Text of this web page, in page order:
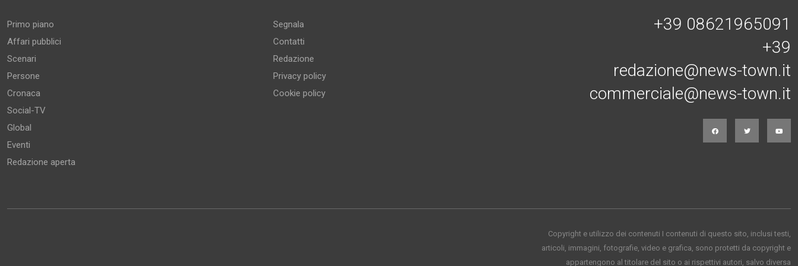
Primo piano
Affari pubblici
Scenari
Persone
Cronaca
Social-TV
Global
Eventi
Redazione aperta
Segnala
Contatti
Redazione
Privacy policy
Cookie policy
+39 08621965091
+39
redazione@news-town.it
commerciale@news-town.it
Copyright e utilizzo dei contenuti I contenuti di questo sito, inclusi testi,
articoli, immagini, fotografie, video e grafica, sono protetti da copyright e
appartengono al titolare del sito o ai rispettivi autori, salvo diversa